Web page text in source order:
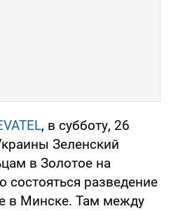
, в субботу, 26
Зеленский
в Золотое на
состояться разведение
в Минске. Там между